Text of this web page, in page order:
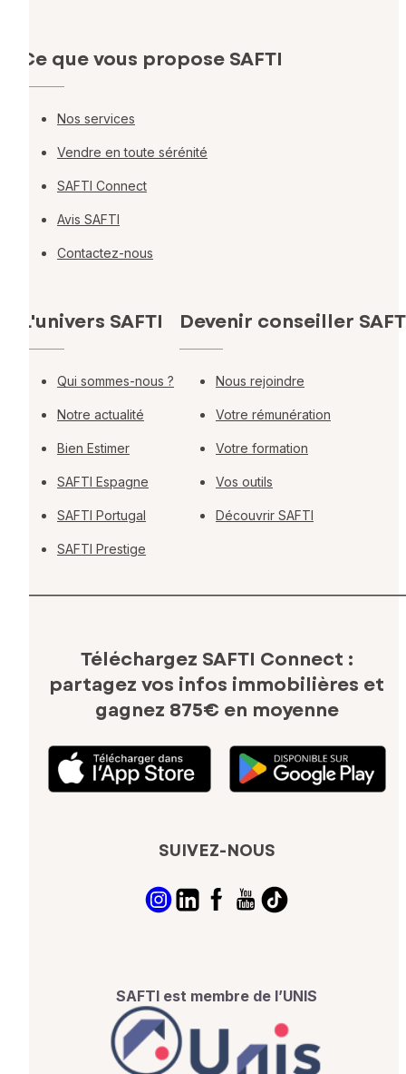
Ce que vous propose SAFTI
Nos services
Vendre en toute sérénité
SAFTI Connect
Avis SAFTI
Contactez-nous
L'univers SAFTI
Qui sommes-nous ?
Notre actualité
Bien Estimer
SAFTI Espagne
SAFTI Portugal
SAFTI Prestige
Devenir conseiller
Nous rejoindre
Votre rémunération
Votre formation
Vos outils
Découvrir SAFTI
Téléchargez SAFTI Connect :
partagez vos infos immobilières et
gagnez 875€ en moyenne
SUIVEZ-NOUS
SAFTI est membre de l’UNIS